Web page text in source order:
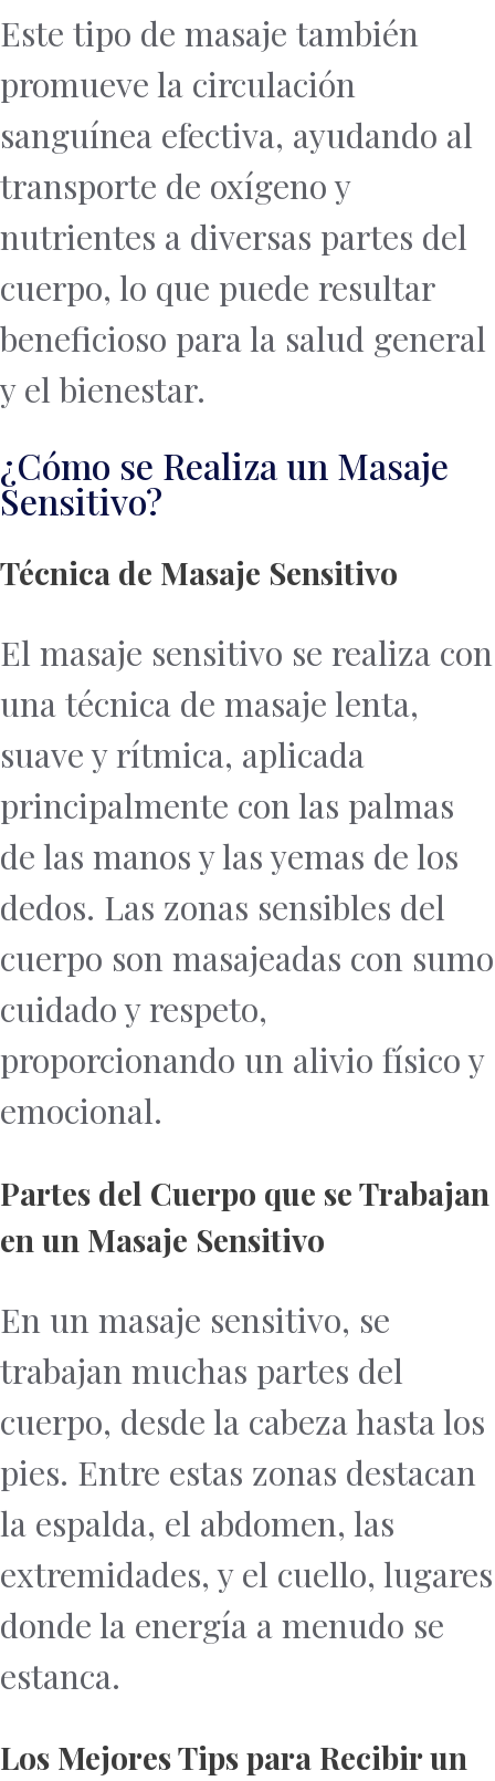
Este tipo de masaje también
promueve la circulación
sanguínea efectiva, ayudando al
transporte de oxígeno y
nutrientes a diversas partes del
cuerpo, lo que puede resultar
beneficioso para la salud general
y el bienestar.
¿Cómo se Realiza un Masaje
Sensitivo?
Técnica de Masaje Sensitivo
El masaje sensitivo se realiza con
una técnica de masaje lenta,
suave y rítmica, aplicada
principalmente con las palmas
de las manos y las yemas de los
dedos. Las zonas sensibles del
cuerpo son masajeadas con sumo
cuidado y respeto,
proporcionando un alivio físico y
emocional.
Partes del Cuerpo que se Trabajan
en un Masaje Sensitivo
En un masaje sensitivo, se
trabajan muchas partes del
cuerpo, desde la cabeza hasta los
pies. Entre estas zonas destacan
la espalda, el abdomen, las
extremidades, y el cuello, lugares
donde la energía a menudo se
estanca.
Los Mejores Tips para Recibir un